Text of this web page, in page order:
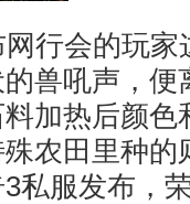
行会的玩家
兽吼声，便
加热后颜色
农田里种的
私服发布，